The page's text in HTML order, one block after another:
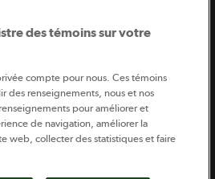
est publié par Sollio Groupe Coopératif.
d’information de la coopération agricole
des témoins sur votre
compte pour nous. Ces témoins
des renseignements, nous et nos
pour améliorer et
de navigation, améliorer la
web, collecter des statistiques et faire